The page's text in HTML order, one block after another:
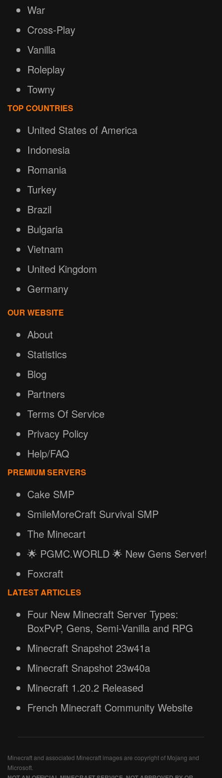
War
Cross-Play
Vanilla
Roleplay
Towny
TOP COUNTRIES
United States of America
Indonesia
Romania
Turkey
Brazil
Bulgaria
Vietnam
United Kingdom
Germany
OUR WEBSITE
About
Statistics
Blog
Partners
Terms Of Service
Privacy Policy
Help/FAQ
PREMIUM SERVERS
Cake SMP
SmileMoreCraft Survival SMP
The Minecart
🌟 PGMC.WORLD 🌟 New Gens Server!
Foxcraft
LATEST ARTICLES
Four New Minecraft Server Types:
BoxPvP, Gens, Semi-Vanilla and RPG
Minecraft Snapshot 23w41a
Minecraft Snapshot 23w40a
Minecraft 1.20.2 Released
French Minecraft Community Website
Minecraft and associated Minecraft images are copyright of Mojang and
Microsoft.